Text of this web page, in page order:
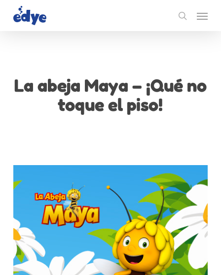
search
Menu
La abeja Maya – ¡Qué no
toque el piso!